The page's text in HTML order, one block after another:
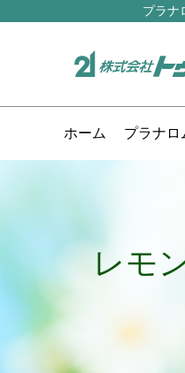
プラナ
ホーム プラナロ
レモ